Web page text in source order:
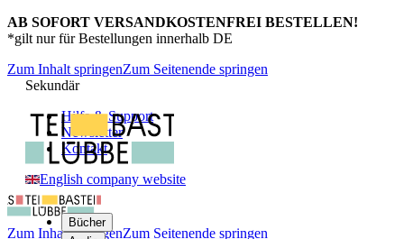
AB SOFORT VERSANDKOSTENFREI BESTELLEN!
*gilt nur für Bestellungen innerhalb DE
Zum Inhalt springenZum Seitenende springen
Sekundär
Hilfe & Support
Newsletter
Kontakt
English company website
Bücher
Zum Inhalt springenZum Seitenende springen